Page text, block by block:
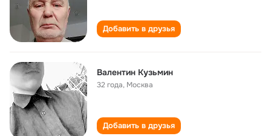
Добавить в друзья
Валентин Кузьмин
32 года, Москва
Добавить в друзья